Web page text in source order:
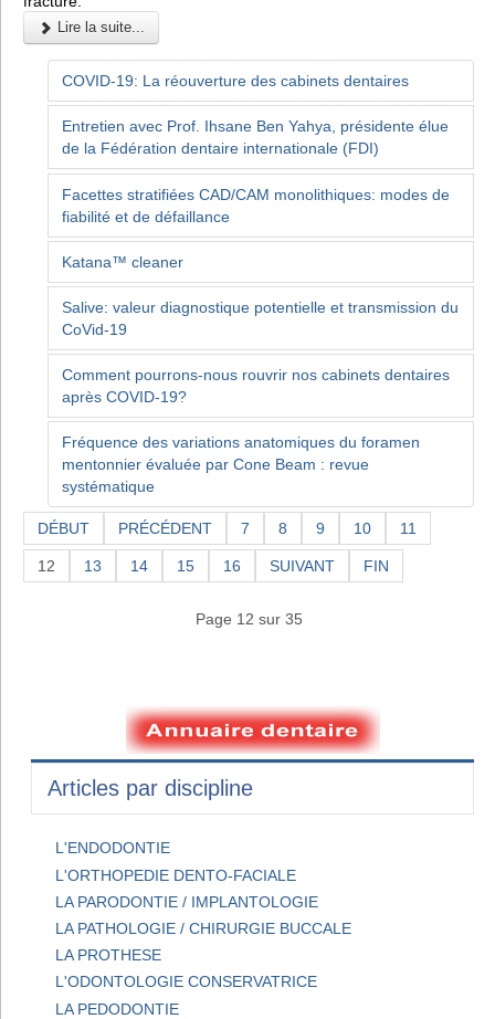
Lire la suite...
COVID-19: La réouverture des cabinets dentaires
Entretien avec Prof. Ihsane Ben Yahya, présidente élue
de la Fédération dentaire internationale (FDI)
Facettes stratifiées CAD/CAM monolithiques: modes de
fiabilité et de défaillance
Katana™ cleaner
Salive: valeur diagnostique potentielle et transmission du
CoVid-19
Comment pourrons-nous rouvrir nos cabinets dentaires
après COVID-19?
Fréquence des variations anatomiques du foramen
mentonnier évaluée par Cone Beam : revue
systématique
DÉBUT PRÉCÉDENT 7 8 9 10 11
12 13 14 15 16 SUIVANT FIN
Page 12 sur 35
Articles par discipline
L'ENDODONTIE
L'ORTHOPEDIE DENTO-FACIALE
LA PARODONTIE / IMPLANTOLOGIE
LA PATHOLOGIE / CHIRURGIE BUCCALE
LA PROTHESE
L'ODONTOLOGIE CONSERVATRICE
LA PEDODONTIE